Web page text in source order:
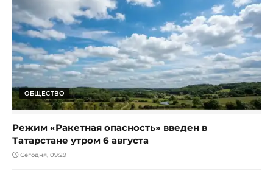
ОБЩЕСТВО
Режим «Ракетная опасность» введен в
Татарстане утром 6 августа
Сегодня, 09:29